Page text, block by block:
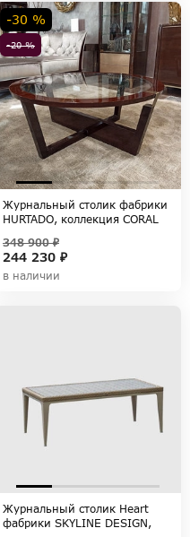
-20 %
-30 %
Журнальный столик фабрики
HURTADO, коллекция CORAL
244 230 ₽
348 900 ₽
в наличии
Журнальный столик Heart
фабрики SKYLINE DESIGN,